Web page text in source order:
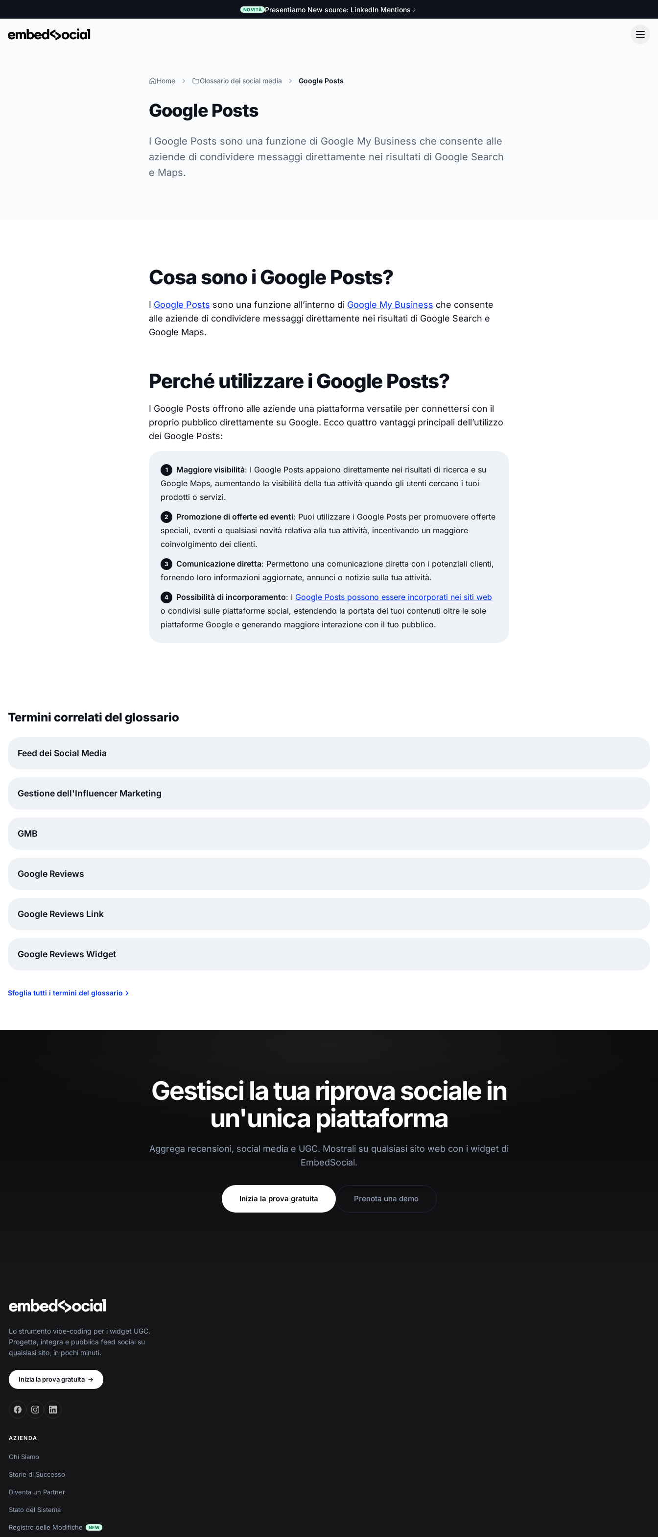
NOVITÀ Presentiamo New source: LinkedIn Mentions
Home Glossario dei social media Google Posts
Google Posts
I Google Posts sono una funzione di Google My Business che consente alle
aziende di condividere messaggi direttamente nei risultati di Google Search
e Maps.
Cosa sono i Google Posts?
I Google Posts sono una funzione all’interno di Google My Business che consente
alle aziende di condividere messaggi direttamente nei risultati di Google Search e
Google Maps.
Perché utilizzare i Google Posts?
I Google Posts offrono alle aziende una piattaforma versatile per connettersi con il
proprio pubblico direttamente su Google. Ecco quattro vantaggi principali dell’utilizzo
dei Google Posts:
Maggiore visibilità: I Google Posts appaiono direttamente nei risultati di ricerca e su
Google Maps, aumentando la visibilità della tua attività quando gli utenti cercano i tuoi
prodotti o servizi.
Promozione di offerte ed eventi: Puoi utilizzare i Google Posts per promuovere offerte
speciali, eventi o qualsiasi novità relativa alla tua attività, incentivando un maggiore
coinvolgimento dei clienti.
Comunicazione diretta: Permettono una comunicazione diretta con i potenziali clienti,
fornendo loro informazioni aggiornate, annunci o notizie sulla tua attività.
Possibilità di incorporamento: I Google Posts possono essere incorporati nei siti web
o condivisi sulle piattaforme social, estendendo la portata dei tuoi contenuti oltre le sole
piattaforme Google e generando maggiore interazione con il tuo pubblico.
Termini correlati del glossario
Feed dei Social Media
Gestione dell'Influencer Marketing
GMB
Google Reviews
Google Reviews Link
Google Reviews Widget
Sfoglia tutti i termini del glossario
Gestisci la tua riprova sociale in
un'unica piattaforma
Aggrega recensioni, social media e UGC. Mostrali su qualsiasi sito web con i widget di
EmbedSocial.
Inizia la prova gratuita Prenota una demo
Lo strumento vibe-coding per i widget UGC.
Progetta, integra e pubblica feed social su
qualsiasi sito, in pochi minuti.
Inizia la prova gratuita →
AZIENDA
Chi Siamo
Storie di Successo
Diventa un Partner
Stato del Sistema
Registro delle Modifiche NEW